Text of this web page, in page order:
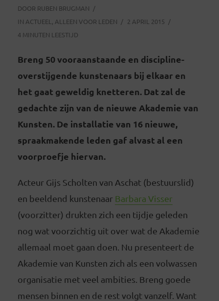
DOOR RUBEN BRUGMAN
IN ACTUEEL , ALLEEN VOOR LEDEN
2 APRIL 2015
4 MINUTEN LEESTIJD
Breng 50 vooraanstaande en discipline-
overstijgende kunstenaars bij elkaar en
het gaat geweldig knetteren. Dat zal de
gedachte zijn van de nieuwe Akademie van
Kunsten. De installatie van 16 nieuwe,
spraakmakende leden gaf alvast al een
voorproefje hiervan.
Acteur Gijs Scholten van Aschat (bestuurslid)
en beeldend kunstenaar Barbara Visser
(voorzitter) drukten zich een tijdje geleden
nog wat voorzichtig uit over wat de Akademie
allemaal moet gaan doen. Nu presenteert de
Akademie van Kunsten zich als een volwassen
organisatie met veel ambities. Breng goede
mensen binnen en de rest volgt vanzelf. Want